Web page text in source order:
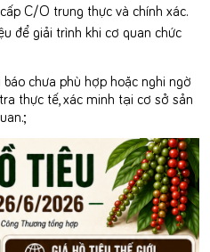
C/O trung thực và chính xác.
để giải trình khi cơ quan chức
chưa phù hợp hoặc nghi ngờ
thực tế, xác minh tại cơ sở sản